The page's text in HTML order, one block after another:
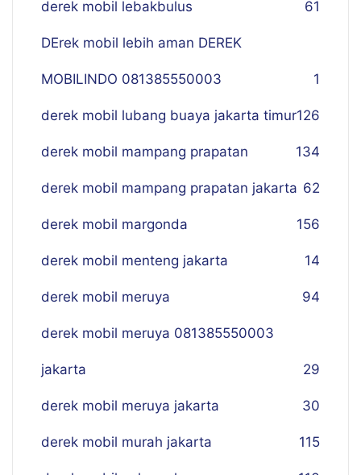
derek mobil lebakbulus 61
DErek mobil lebih aman DEREK
MOBILINDO 081385550003 1
derek mobil lubang buaya jakarta timur126
derek mobil mampang prapatan 134
derek mobil mampang prapatan jakarta 62
derek mobil margonda 156
derek mobil menteng jakarta 14
derek mobil meruya 94
derek mobil meruya 081385550003
jakarta 29
derek mobil meruya jakarta 30
derek mobil murah jakarta 115